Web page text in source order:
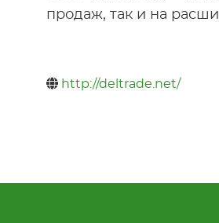
продаж, так и на
http://deltrade.net/